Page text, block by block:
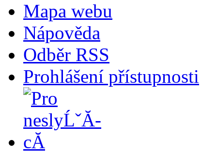
Mapa webu
Nápověda
Odběr RSS
Prohlášení přístupnosti